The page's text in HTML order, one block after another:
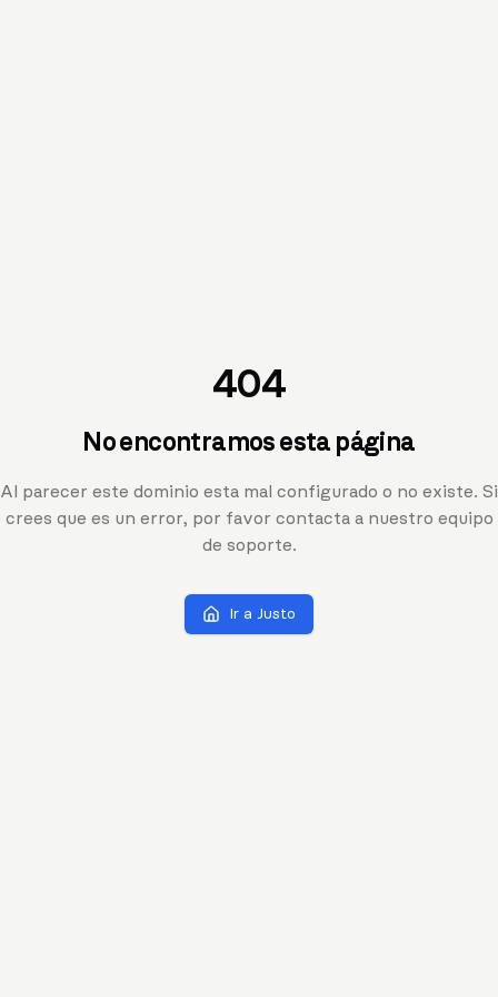
404
No encontramos esta página
Al parecer este dominio esta mal configurado o no existe. Si
crees que es un error, por favor contacta a nuestro equipo
de soporte.
Ir a Justo